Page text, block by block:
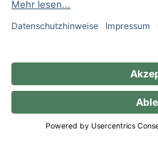
Sie haben Fragen?
Weinberatung